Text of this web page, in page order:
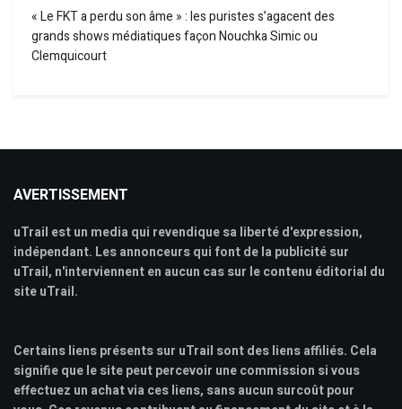
« Le FKT a perdu son âme » : les puristes s’agacent des
grands shows médiatiques façon Nouchka Simic ou
Clemquicourt
AVERTISSEMENT
uTrail est un media qui revendique sa liberté d'expression,
indépendant. Les annonceurs qui font de la publicité sur
uTrail, n'interviennent en aucun cas sur le contenu éditorial du
site uTrail.
Certains liens présents sur uTrail sont des liens affiliés. Cela
signifie que le site peut percevoir une commission si vous
effectuez un achat via ces liens, sans aucun surcoût pour